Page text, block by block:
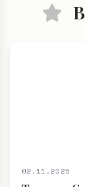
02.11.2025